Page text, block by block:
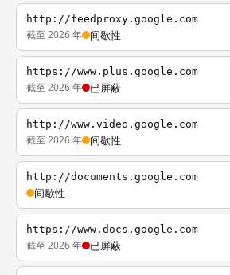
http://feedproxy.google.com
截至 2026 年 间歇性
https://www.plus.google.com
截至 2026 年 已屏蔽
http://www.video.google.com
截至 2026 年 间歇性
http://documents.google.com
间歇性
https://www.docs.google.com
截至 2026 年 已屏蔽